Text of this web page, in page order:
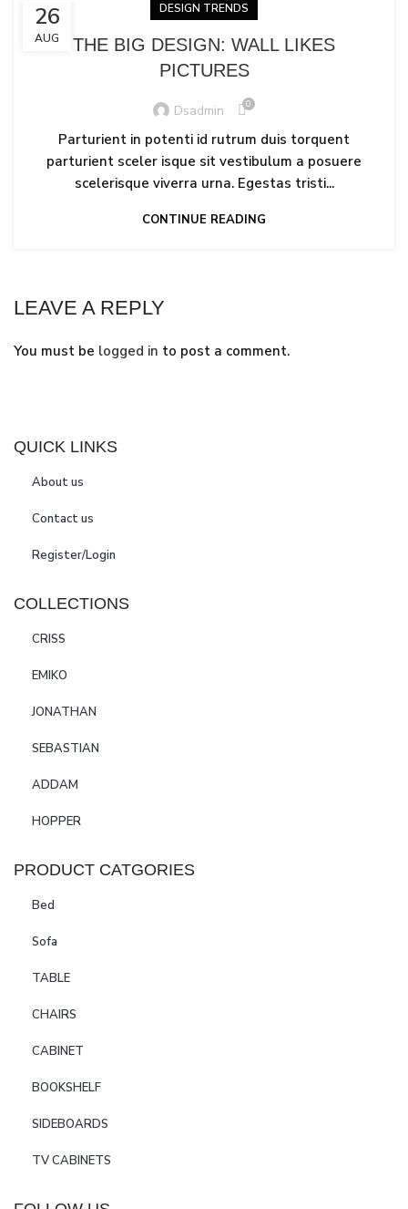
26
AUG
DESIGN TRENDS
THE BIG DESIGN: WALL LIKES
PICTURES
Dsadmin 0
Parturient in potenti id rutrum duis torquent
parturient sceler isque sit vestibulum a posuere
scelerisque viverra urna. Egestas tristi...
CONTINUE READING
LEAVE A REPLY
You must be logged in to post a comment.
QUICK LINKS
About us
Contact us
Register/Login
COLLECTIONS
CRISS
EMIKO
JONATHAN
SEBASTIAN
ADDAM
HOPPER
PRODUCT CATGORIES
Bed
Sofa
TABLE
CHAIRS
CABINET
BOOKSHELF
SIDEBOARDS
TV CABINETS